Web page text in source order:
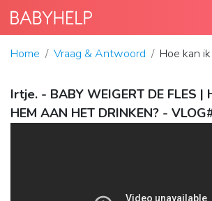
Home Vraag & Antwoord Hoe kan
Irtje. - BABY WEIGERT DE FLES |
HEM AAN HET DRINKEN? -